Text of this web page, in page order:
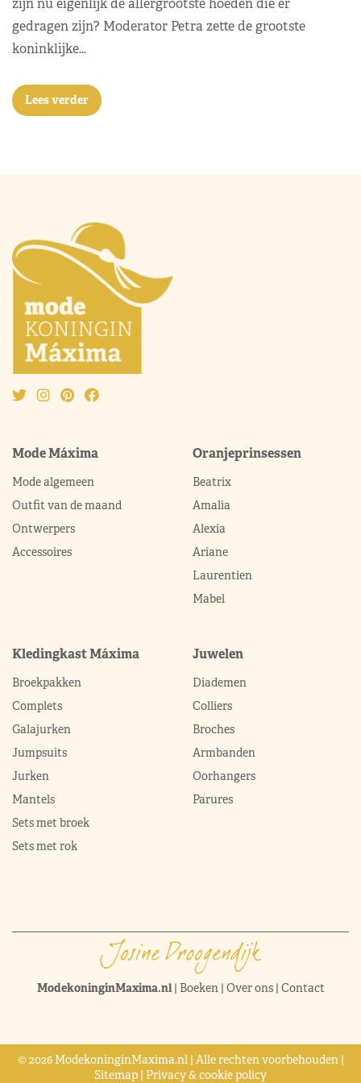
gedragen zijn? Moderator Petra zette de grootste
koninklijke…
Lees verder
Mode Máxima
Mode algemeen
Outfit van de maand
Ontwerpers
Accessoires
Oranjeprinsessen
Beatrix
Amalia
Alexia
Ariane
Laurentien
Mabel
Kledingkast Máxima
Broekpakken
Complets
Galajurken
Jumpsuits
Jurken
Mantels
Sets met broek
Sets met rok
Juwelen
Diademen
Colliers
Broches
Armbanden
Oorhangers
Parures
ModekoninginMaxima.nl| Boeken| Over ons| Contact
© 2026 ModekoninginMaxima.nl | Alle rechten voorbehouden |
Sitemap | Privacy & cookie policy